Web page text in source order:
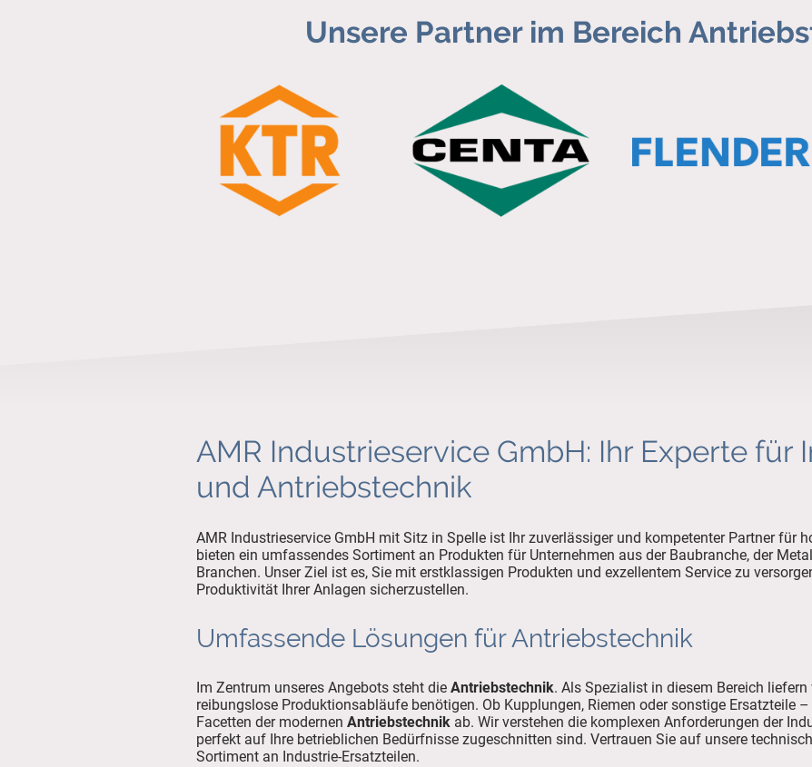
Unsere Partner im Bereich
AMR Industrieservice GmbH: Ihr Experte für
und Antriebstechnik
AMR Industrieservice GmbH mit Sitz in Spelle ist Ihr zuverlässiger und kompetenter Partner für
bieten ein umfassendes Sortiment an Produkten für Unternehmen aus der Baubranche, der
Branchen. Unser Ziel ist es, Sie mit erstklassigen Produkten und exzellentem Service zu
Produktivität Ihrer Anlagen sicherzustellen.
Umfassende Lösungen für Antriebstechnik
Im Zentrum unseres Angebots steht die Antriebstechnik. Als Spezialist in diesem Bereich
reibungslose Produktionsabläufe benötigen. Ob Kupplungen, Riemen oder sonstige Ersatzteile
Facetten der modernen Antriebstechnik ab. Wir verstehen die komplexen Anforderungen der
perfekt auf Ihre betrieblichen Bedürfnisse zugeschnitten sind. Vertrauen Sie auf unsere
Sortiment an Industrie-Ersatzteilen.